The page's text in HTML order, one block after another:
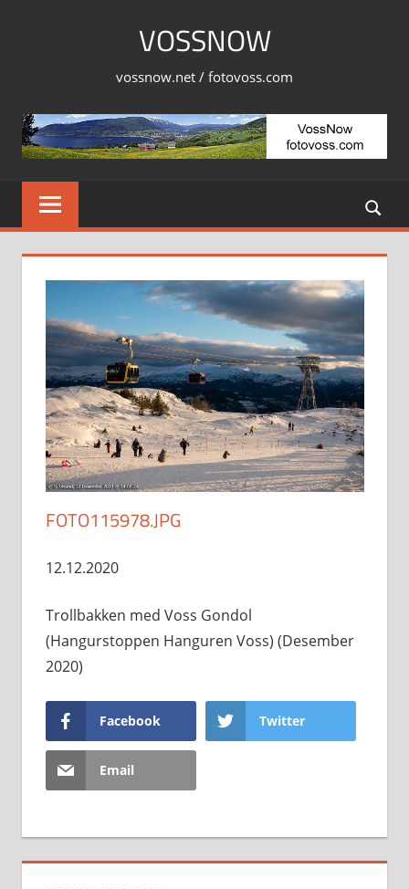
VOSSNOW
vossnow.net / fotovoss.com
FOTO115978.JPG
12.12.2020
Trollbakken med Voss Gondol
(Hangurstoppen Hanguren Voss) (Desember
2020)
Facebook Twitter
Email